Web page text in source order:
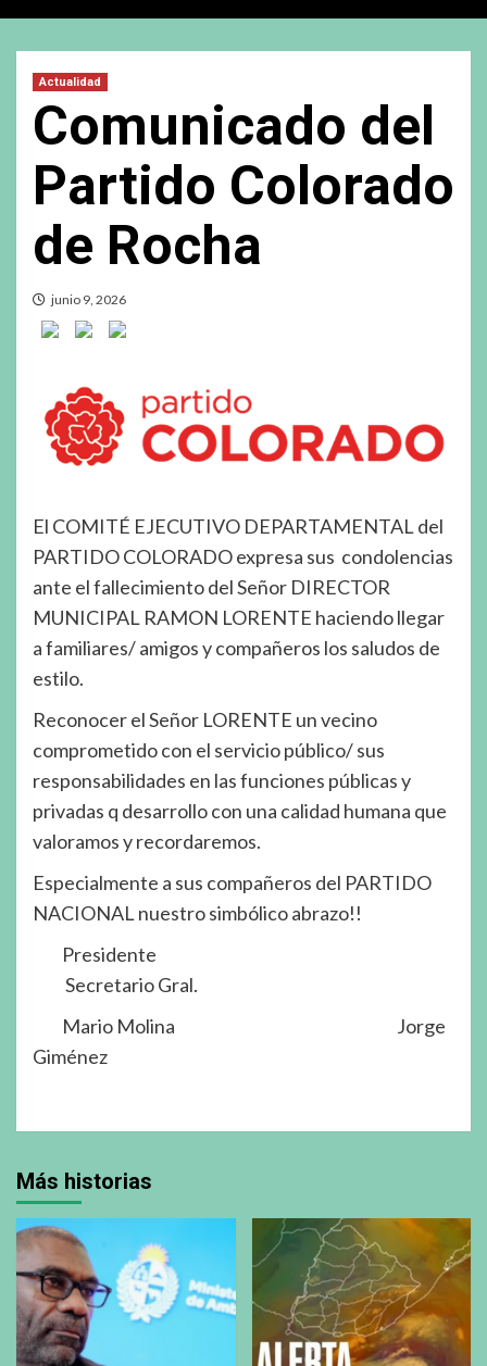
Actualidad
Comunicado del
Partido Colorado
de Rocha
junio 9, 2026
El COMITÉ EJECUTIVO DEPARTAMENTAL del
PARTIDO COLORADO expresa sus condolencias
ante el fallecimiento del Señor DIRECTOR
MUNICIPAL RAMON LORENTE haciendo llegar
a familiares/ amigos y compañeros los saludos de
estilo.
Reconocer el Señor LORENTE un vecino
comprometido con el servicio público/ sus
responsabilidades en las funciones públicas y
privadas q desarrollo con una calidad humana que
valoramos y recordaremos.
Especialmente a sus compañeros del PARTIDO
NACIONAL nuestro simbólico abrazo!!
Presidente
Secretario Gral.
Mario Molina Jorge
Giménez
Más historias